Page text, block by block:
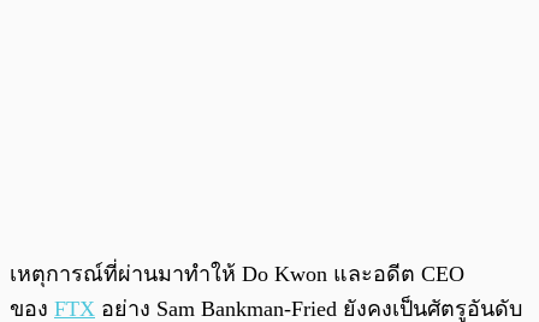
เหตุการณ์ที่ผ่านมาทำให้ Do Kwon และอดีต CEO
ของ FTX อย่าง Sam Bankman-Fried ยังคงเป็นศัตรูอันดับ